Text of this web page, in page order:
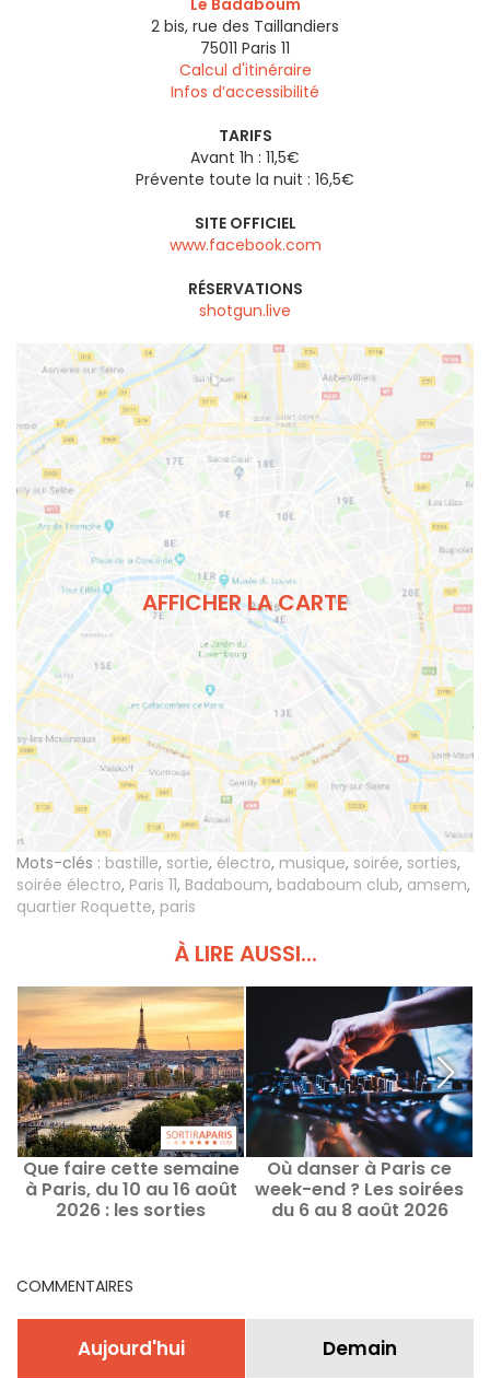
Le Badaboum
2 bis, rue des Taillandiers
75011 Paris 11
Calcul d'itinéraire
Infos d’accessibilité
TARIFS
Avant 1h : 11,5€
Prévente toute la nuit : 16,5€
SITE OFFICIEL
www.facebook.com
RÉSERVATIONS
shotgun.live
AFFICHER LA CARTE
Mots-clés : bastille, sortie, électro, musique, soirée, sorties,
soirée électro, Paris 11, Badaboum, badaboum club, amsem,
quartier Roquette, paris
À LIRE AUSSI...
Que faire cette semaine
à Paris, du 10 au 16 août
2026 : les sorties
Où danser à Paris ce
week-end ? Les soirées
du 6 au 8 août 2026
COMMENTAIRES
Aujourd'hui Demain